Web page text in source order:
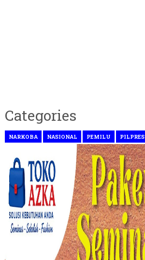
Categories
NARKOBA NASIONAL PEMILU PILPRES